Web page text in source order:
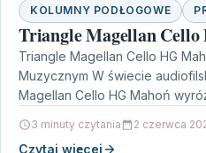
KOLUMNY PODŁOGOWE
Triangle Magellan
Triangle Magellan Cello HG
Muzycznym W świecie
Magellan Cello HG Mahoń
3 minuty czytania 2 czerwca
Czytaj więcej